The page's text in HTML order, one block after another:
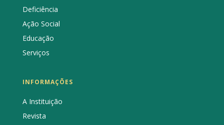
Deficiência
Ação Social
Educação
Serviços
INFORMAÇÕES
A Instituição
Revista